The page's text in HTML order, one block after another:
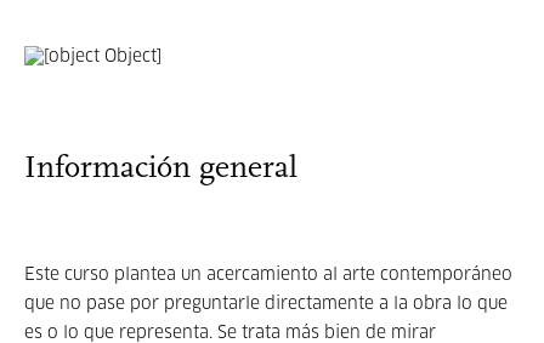
Información general
Este curso plantea un acercamiento al arte contemporáneo
que no pase por preguntarle directamente a la obra lo que
es o lo que representa. Se trata más bien de mirar